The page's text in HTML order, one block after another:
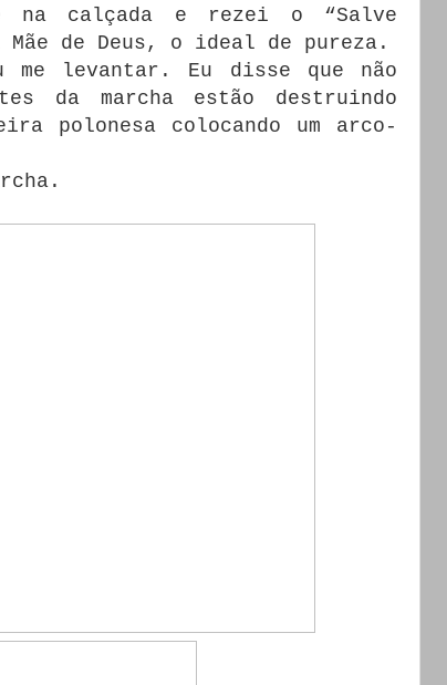
na calçada e rezei o “Salve
de Deus, o ideal de pureza.
levantar. Eu disse que não
da marcha estão destruindo
polonesa colocando um arco-